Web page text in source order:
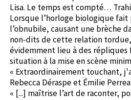
Lisa. Le temps est compté…
Lorsque l’horloge biologique
l’obnubile, causant une brèche
non-dits de cette relation
évidemment lieu à des
situation à la mise en scène
« Extraordinairement touchant,
Rebecca Déraspe et Émilie
« [...] maîtrise l’art de raconter,